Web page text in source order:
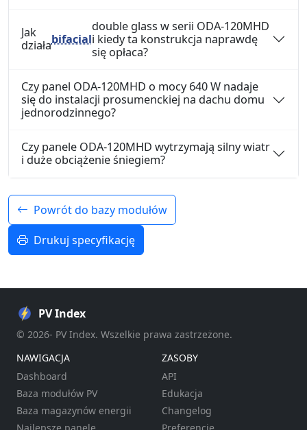
Jak
działabifacial
double glass w serii ODA-120MHD
i kiedy ta konstrukcja naprawdę
się opłaca?
Czy panel ODA-120MHD o mocy 640 W nadaje
się do instalacji prosumenckiej na dachu domu
jednorodzinnego?
Czy panele ODA-120MHD wytrzymają silny wiatr
i duże obciążenie śniegiem?
Powrót do bazy modułów
Drukuj specyfikację
PV Index
© 2026- PV Index. Wszelkie prawa zastrzeżone.
NAWIGACJA
Dashboard
Baza modułów PV
Baza magazynów energii
ZASOBY
API
Edukacja
Changelog